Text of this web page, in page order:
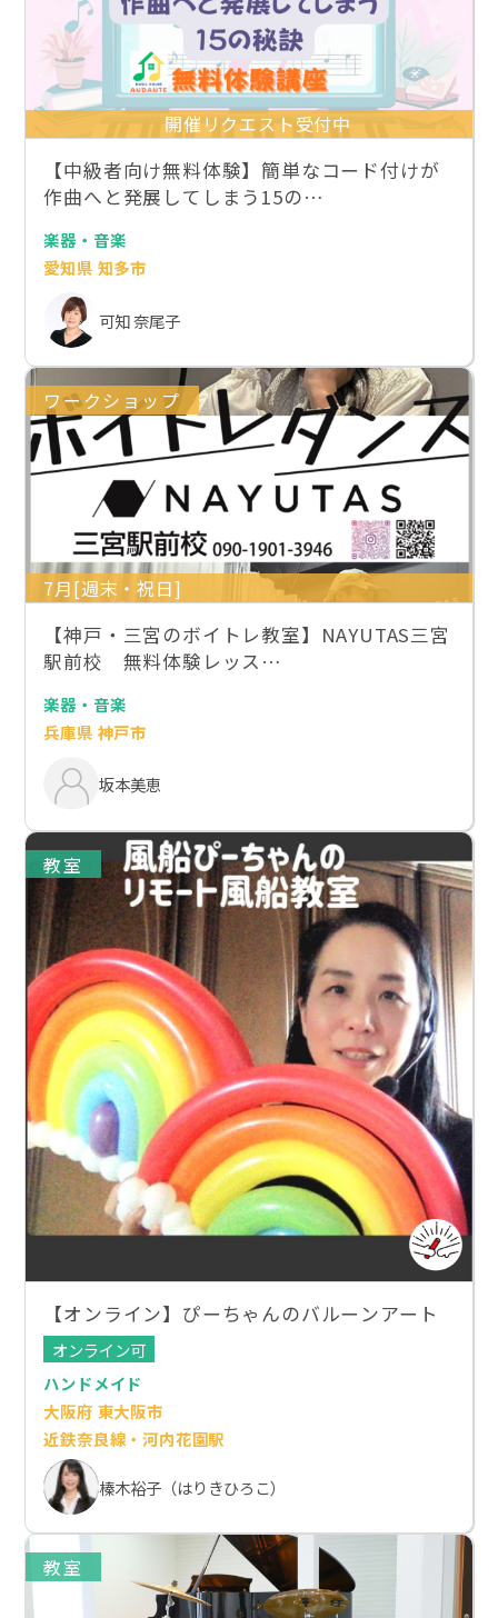
開催リクエスト受付中
【中級者向け無料体験】簡単なコード付けが
作曲へと発展してしまう15の…
楽器・音楽
愛知県 知多市
可知 奈尾子
ワークショップ
7月[週末・祝日]
【神戸・三宮のボイトレ教室】NAYUTAS三宮
駅前校 無料体験レッス…
楽器・音楽
兵庫県 神戸市
坂本美恵
教室
【オンライン】ぴーちゃんのバルーンアート
オンライン可
ハンドメイド
大阪府 東大阪市
近鉄奈良線・河内花園駅
榛木裕子（はりきひろこ）
教室